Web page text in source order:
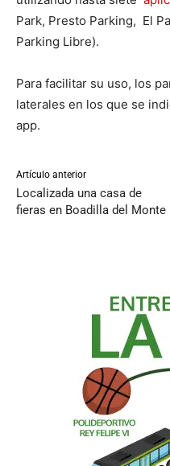
Park, Presto Parking, El
Parking Libre).
Para facilitar su uso, los
laterales en los que se
app.
Artículo anterior
Localizada una casa de
fieras en Boadilla del Monte